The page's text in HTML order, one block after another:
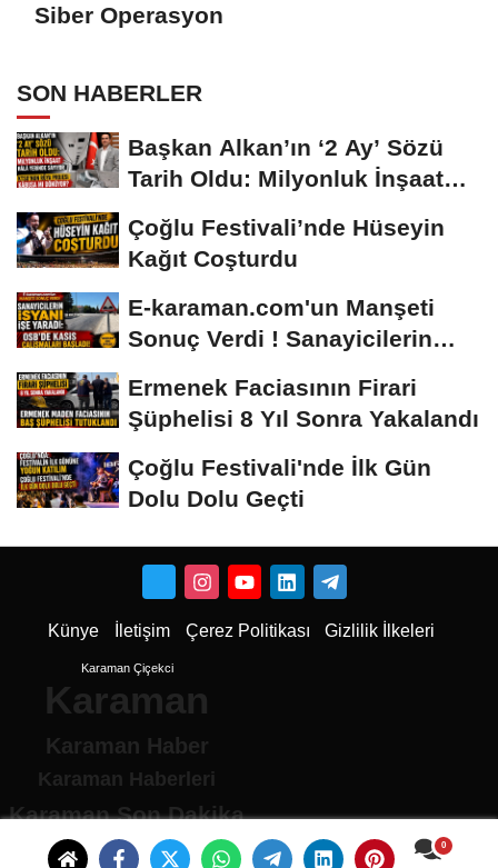
Siber Operasyon
SON HABERLER
Başkan Alkan’ın ‘2 Ay’ Sözü
Tarih Oldu: Milyonluk İnşaat
Çoğlu Festivali’nde Hüseyin
Kağıt Coşturdu
E-karaman.com'un Manşeti
Sonuç Verdi ! Sanayicilerin
Ermenek Faciasının Firari
Şüphelisi 8 Yıl Sonra Yakalandı
Çoğlu Festivali'nde İlk Gün
Dolu Dolu Geçti
Künye İletişim Çerez Politikası Gizlilik İlkeleri
Karaman Çiçekci
Karaman
Karaman Haber
Karaman Haberleri
Karaman Son Dakika
Karaman son dakika Haberleri